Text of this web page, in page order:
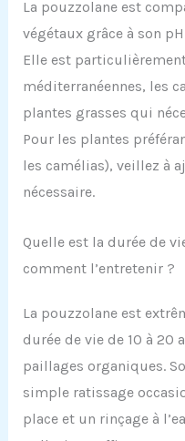
La pouzzolane est
végétaux grâce à son
Elle est
méditerranéennes, les
plantes grasses qui
Pour les plantes
les camélias), veillez à
nécessaire.
Quelle est la durée de
comment l’entretenir ?
La pouzzolane est
durée de vie de 10 à 20
paillages organiques.
simple ratissage
place et un rinçage à